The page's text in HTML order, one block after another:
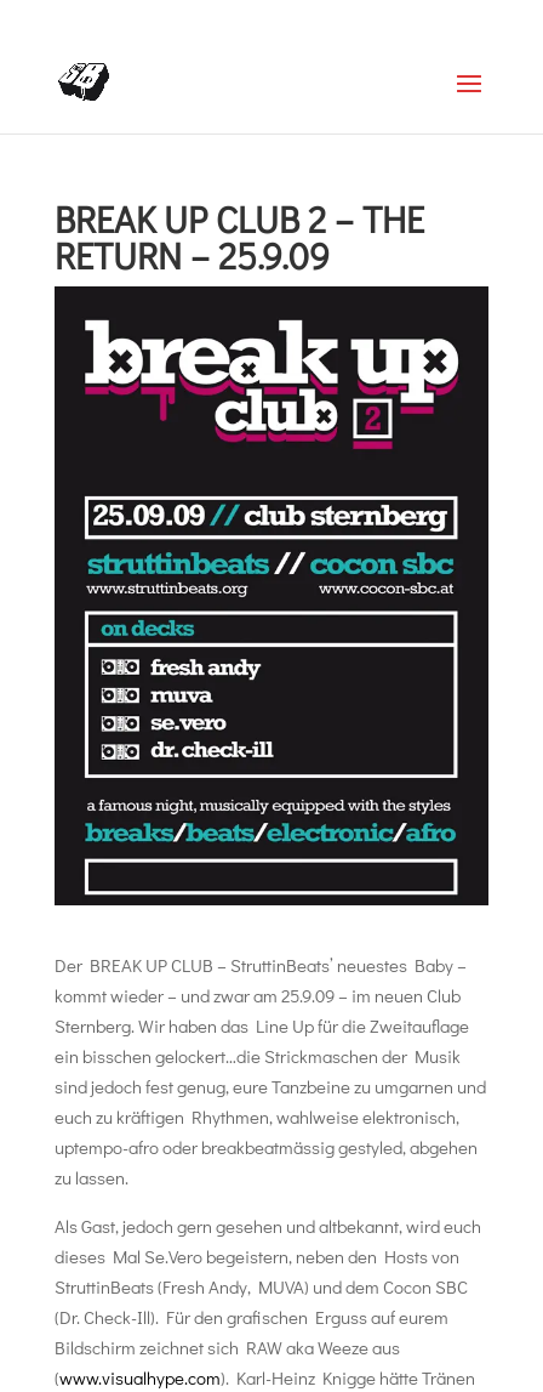
BREAK UP CLUB 2 – THE
RETURN – 25.9.09
Der BREAK UP CLUB – StruttinBeats’ neuestes Baby –
kommt wieder – und zwar am 25.9.09 – im neuen Club
Sternberg. Wir haben das Line Up für die Zweitauflage
ein bisschen gelockert…die Strickmaschen der Musik
sind jedoch fest genug, eure Tanzbeine zu umgarnen und
euch zu kräftigen Rhythmen, wahlweise elektronisch,
uptempo-afro oder breakbeatmässig gestyled, abgehen
zu lassen.
Als Gast, jedoch gern gesehen und altbekannt, wird euch
dieses Mal Se.Vero begeistern, neben den Hosts von
StruttinBeats (Fresh Andy, MUVA) und dem Cocon SBC
(Dr. Check-Ill). Für den grafischen Erguss auf eurem
Bildschirm zeichnet sich RAW aka Weeze aus
(www.visualhype.com). Karl-Heinz Knigge hätte Tränen